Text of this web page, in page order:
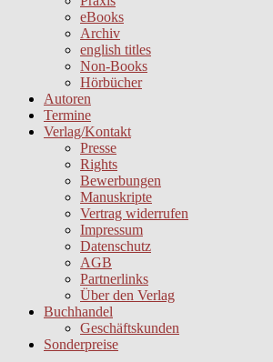
eBooks
Archiv
english titles
Non-Books
Hörbücher
Autoren
Termine
Verlag/Kontakt
Presse
Rights
Bewerbungen
Manuskripte
Vertrag widerrufen
Impressum
Datenschutz
AGB
Partnerlinks
Über den Verlag
Buchhandel
Geschäftskunden
Sonderpreise